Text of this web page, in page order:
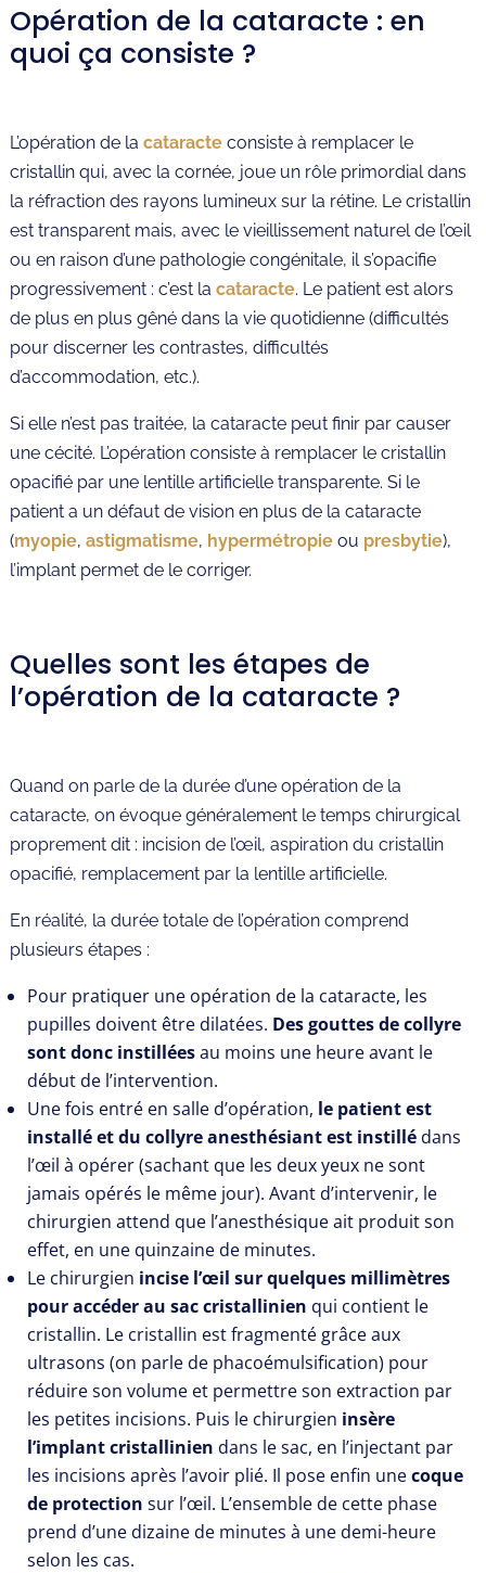
Opération de la cataracte : en
quoi ça consiste ?
L’opération de la cataracteconsiste à remplacer le
cristallin qui, avec la cornée, joue un rôle primordial dans
la réfraction des rayons lumineux sur la rétine. Le cristallin
est transparent mais, avec le vieillissement naturel de l’œil
ou en raison d’une pathologie congénitale, il s’opacifie
progressivement : c’est la cataracte. Le patient est alors
de plus en plus gêné dans la vie quotidienne (difficultés
pour discerner les contrastes, difficultés
d’accommodation, etc.).
Si elle n’est pas traitée, la cataracte peut finir par causer
une cécité. L’opération consiste à remplacer le cristallin
opacifié par une lentille artificielle transparente. Si le
patient a un défaut de vision en plus de la cataracte
(myopie, astigmatisme, hypermétropieou presbytie),
l’implant permet de le corriger.
Quelles sont les étapes de
l’opération de la cataracte ?
Quand on parle de la durée d’une opération de la
cataracte, on évoque généralement le temps chirurgical
proprement dit : incision de l’œil, aspiration du cristallin
opacifié, remplacement par la lentille artificielle.
En réalité, la durée totale de l’opération comprend
plusieurs étapes :
Pour pratiquer une opération de la cataracte, les
pupilles doivent être dilatées. Des gouttes de collyre
sont donc instilléesau moins une heure avant le
début de l’intervention.
Une fois entré en salle d’opération, le patient est
installé et du collyre anesthésiant est instillédans
l’œil à opérer (sachant que les deux yeux ne sont
jamais opérés le même jour). Avant d’intervenir, le
chirurgien attend que l’anesthésique ait produit son
effet, en une quinzaine de minutes.
Le chirurgien incise l’œil sur quelques millimètres
pour accéder au sac cristallinien qui contient le
cristallin. Le cristallin est fragmenté grâce aux
ultrasons (on parle de phacoémulsification) pour
réduire son volume et permettre son extraction par
les petites incisions. Puis le chirurgien insère
l’implant cristallinien dans le sac, en l’injectant par
les incisions après l’avoir plié. Il pose enfin unecoque
de protection sur l’œil. L’ensemble de cette phase
prend d’une dizaine de minutes à une demi-heure
selon les cas.